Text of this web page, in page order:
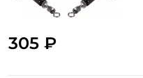
305 ₽